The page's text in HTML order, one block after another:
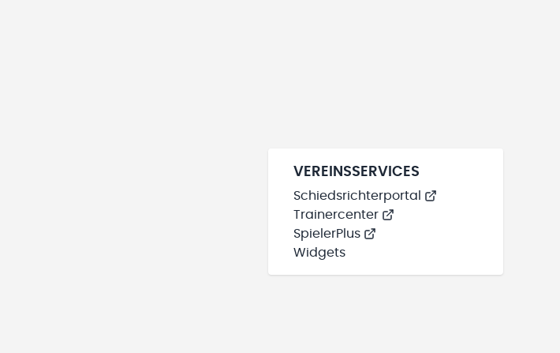
VEREINSSERVICES
Schiedsrichterportal
Trainercenter
SpielerPlus
Widgets